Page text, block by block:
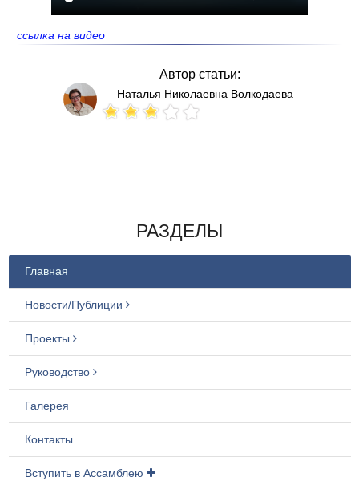
ссылка на видео
Автор статьи:
Наталья Николаевна Волкодаева
РАЗДЕЛЫ
Главная
Новости/Публиции
Проекты
Руководство
Галерея
Контакты
Вступить в Ассамблею